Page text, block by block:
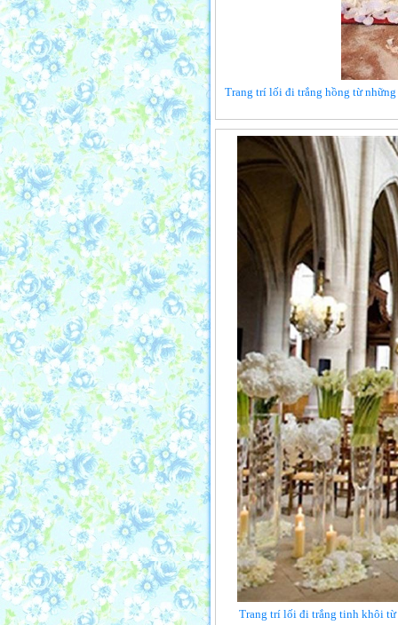
Trang trí lối đi trắng hồng từ
Trang trí lối đi trắng tinh khôi từ